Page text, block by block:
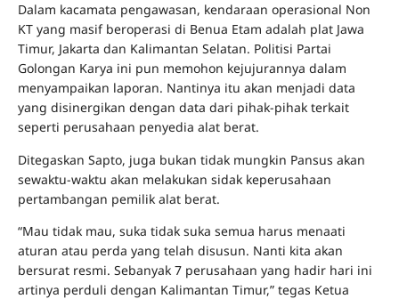
Dalam kacamata pengawasan, kendaraan operasional Non
KT yang masif beroperasi di Benua Etam adalah plat Jawa
Timur, Jakarta dan Kalimantan Selatan. Politisi Partai
Golongan Karya ini pun memohon kejujurannya dalam
menyampaikan laporan. Nantinya itu akan menjadi data
yang disinergikan dengan data dari pihak-pihak terkait
seperti perusahaan penyedia alat berat.
Ditegaskan Sapto, juga bukan tidak mungkin Pansus akan
sewaktu-waktu akan melakukan sidak keperusahaan
pertambangan pemilik alat berat.
“Mau tidak mau, suka tidak suka semua harus menaati
aturan atau perda yang telah disusun. Nanti kita akan
bersurat resmi. Sebanyak 7 perusahaan yang hadir hari ini
artinya perduli dengan Kalimantan Timur,” tegas Ketua